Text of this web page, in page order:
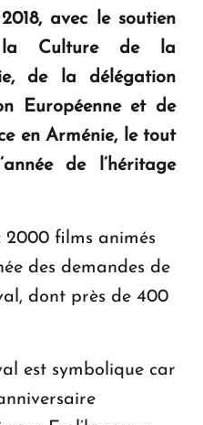
d'Arménie
avec le soutien
Culture de la
de la délégation
Européenne et de
en Arménie, le tout
de l’héritage
2000 films animés
des demandes de
dont près de 400
est symbolique car